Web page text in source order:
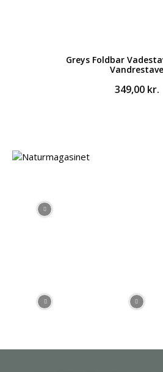
Greys Foldbar
Vandrestave
349,00 kr.